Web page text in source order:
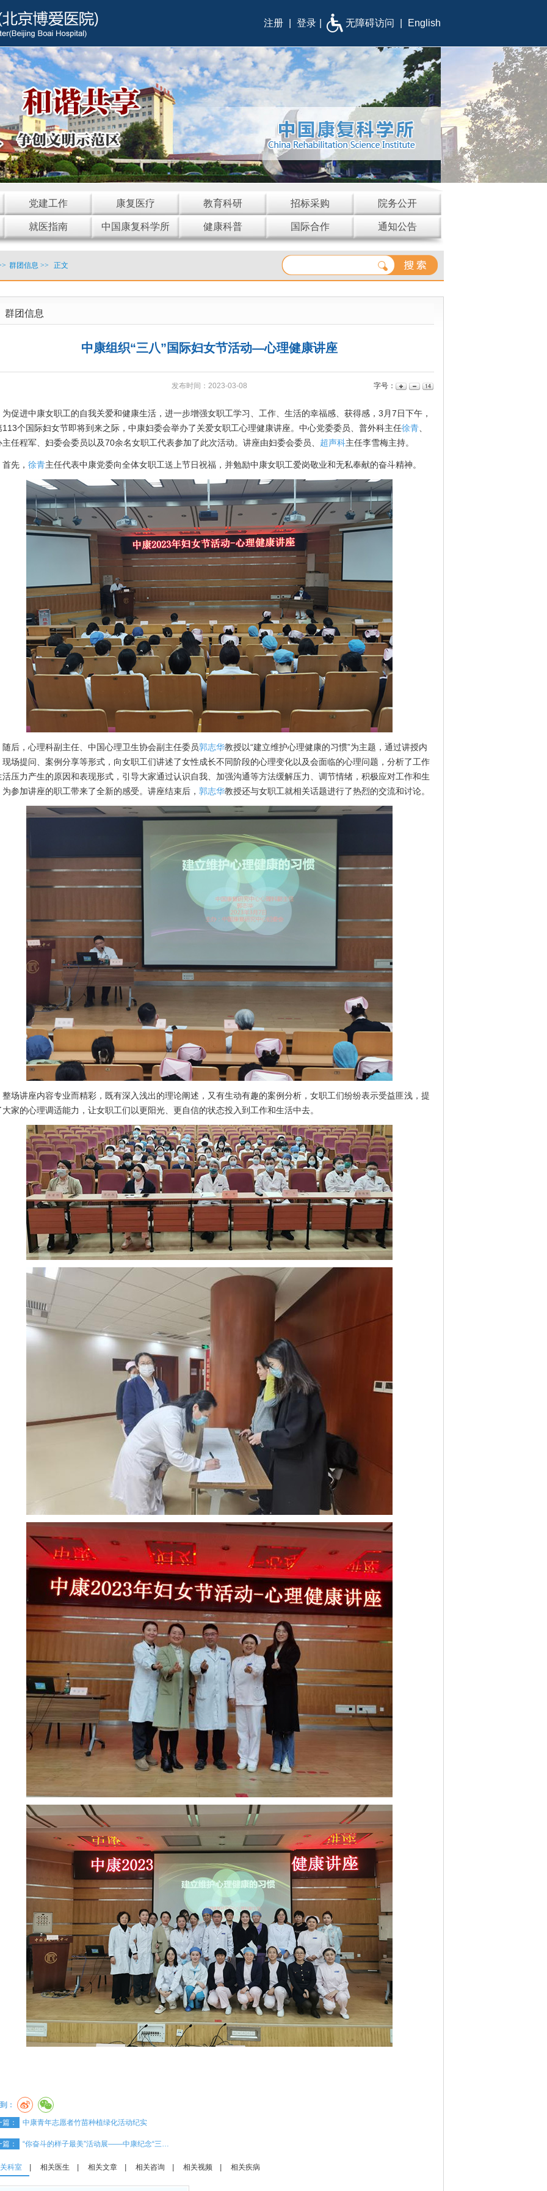
注册 登录 无障碍访问 English
党建工作 康复医疗 教育科研 招标采购 院务公开
就医指南 中国康复科学所 健康科普 国际合作 通知公告
群团信息 >> 正文
群团信息
中康组织“三八”国际妇女节活动—心理健康讲座
发布时间：2023-03-08 字号：
进中康女职工的自我关爱和健康生活，进一步增强女职工学习、工作、生活的幸福感、获得感，3月7日下午，
113个国际妇女节即将到来之际，中康妇委会举办了关爱女职工心理健康讲座。中心党委委员、普外科主任徐青、
主任程军、妇委会委员以及70余名女职工代表参加了此次活动。讲座由妇委会委员、 超声科主任李雪梅主持。
， 徐青主任代表中康党委向全体女职工送上节日祝福，并勉励中康女职工爱岗敬业和无私奉献的奋斗精神。
，心理科副主任、中国心理卫生协会副主任委员郭志华教授以“建立维护心理健康的习惯”为主题，通过讲授内
现场提问、案例分享等形式，向女职工们讲述了女性成长不同阶段的心理变化以及会面临的心理问题，分析了工作
活压力产生的原因和表现形式，引导大家通过认识自我、加强沟通等方法缓解压力、调节情绪，积极应对工作和生
为参加讲座的职工带来了全新的感受。讲座结束后， 郭志华教授还与女职工就相关话题进行了热烈的交流和讨论。
讲座内容专业而精彩，既有深入浅出的理论阐述，又有生动有趣的案例分析，女职工们纷纷表示受益匪浅，提
大家的心理调适能力，让女职工们以更阳光、更自信的状态投入到工作和生活中去。
：
： 中康青年志愿者竹苗种植绿化活动纪实
： “你奋斗的样子最美”活动展——中康纪念“三…
科室 相关医生 相关文章 相关咨询 相关视频 相关疾病